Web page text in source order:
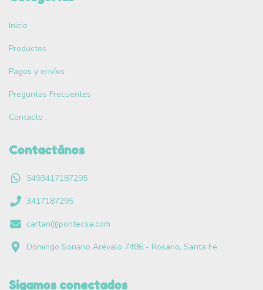
Inicio
Productos
Pagos y envíos
Preguntas Frecuentes
Contacto
Contactános
5493417187295
3417187295
cartan@pontecsa.com
Domingo Soriano Arévalo 7486 - Rosario, Santa Fe
Sigamos conectados